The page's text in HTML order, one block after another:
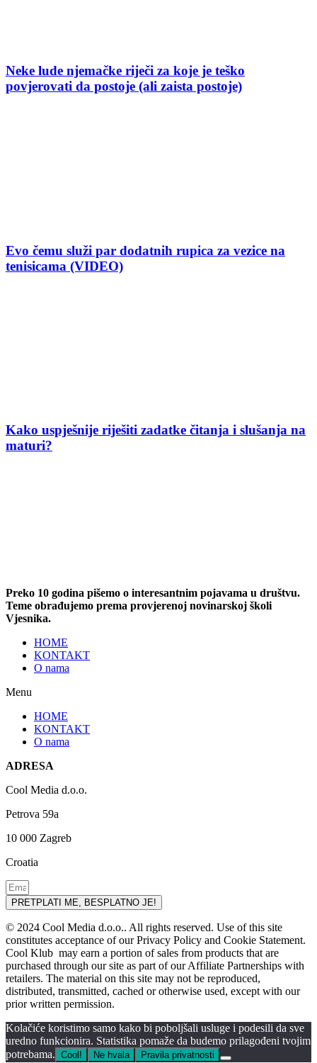
Neke lude njemačke riječi za koje je teško
povjerovati da postoje (ali zaista postoje)
Evo čemu služi par dodatnih rupica za vezice na
tenisicama (VIDEO)
Kako uspješnije riješiti zadatke čitanja i slušanja na
maturi?
Preko 10 godina pišemo o interesantnim pojavama u društvu.
Teme obrađujemo prema provjerenoj novinarskoj školi
Vjesnika.
HOME
KONTAKT
O nama
Menu
HOME
KONTAKT
O nama
ADRESA
Cool Media d.o.o.
Petrova 59a
10 000 Zagreb
Croatia
PRETPLATI ME, BESPLATNO JE!
© 2024 Cool Media d.o.o.. All rights reserved. Use of this site
constitutes acceptance of our Privacy Policy and Cookie Statement.
Cool Klub may earn a portion of sales from products that are
purchased through our site as part of our Affiliate Partnerships with
retailers. The material on this site may not be reproduced,
distributed, transmitted, cached or otherwise used, except with our
prior written permission.
Kolačiće koristimo samo kako bi poboljšali usluge i podesili da sve
uredno funkcionira. Statistika pomaže da budemo prilagođeni tvojim
potrebama. Cool! Ne hvala Pravila privatnosti